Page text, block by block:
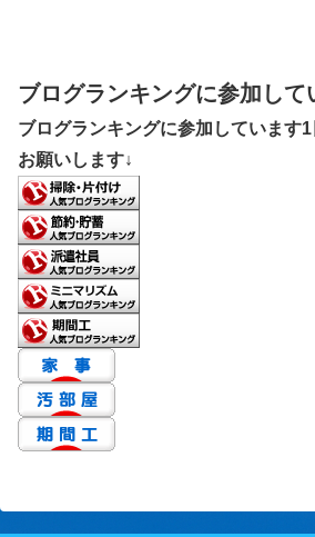
ブログランキングに参加して
ブログランキングに参加しています
お願いします↓